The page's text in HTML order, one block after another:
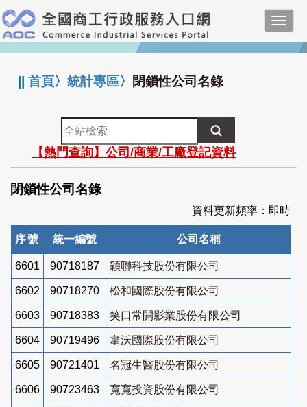
跳
到
主
要
:::
||首頁〉統計專區〉 閉鎖性公司名錄
全
站
檢
索
【熱門查詢】公司/商業/工廠登記資料
閉鎖性公司名錄
資料更新頻率：即時
序號 統一編號 公司名稱
6601 90718187 穎聯科技股份有限公司
6602 90718270 松和國際股份有限公司
6603 90718383 笑口常開影業股份有限公司
6604 90719496 韋沃國際股份有限公司
6605 90721401 名冠生醫股份有限公司
6606 90723463 寬寬投資股份有限公司